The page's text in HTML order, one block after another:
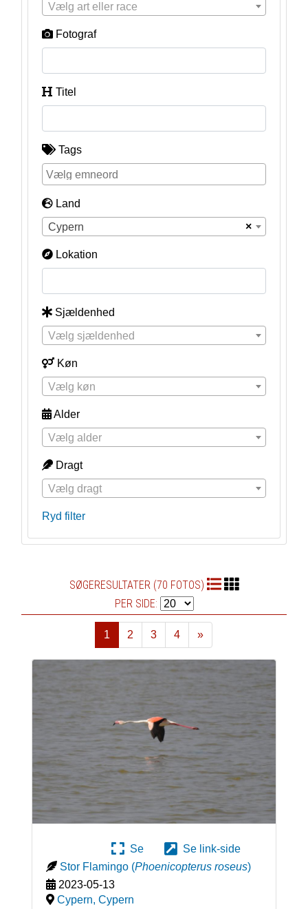
Vælg art eller race
Fotograf
Titel
Tags
Land
×
Cypern
Lokation
Sjældenhed
Vælg sjældenhed
Køn
Vælg køn
Alder
Vælg alder
Dragt
Vælg dragt
Ryd filter
SØGERESULTATER (70 FOTOS)
PER SIDE:
1 2 3 4
»
Næste
Se
Se link-side
Stor Flamingo (Phoenicopterus roseus)
2023-05-13
Cypern, Cypern